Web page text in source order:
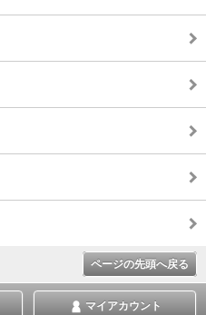
ページの先頭へ戻る
マイアカウント